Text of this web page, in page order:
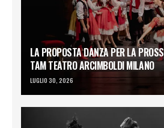
LA PROPOSTA DANZA PER LA
TAM TEATRO ARCIMBOLDI MILANO
LUGLIO 30, 2026